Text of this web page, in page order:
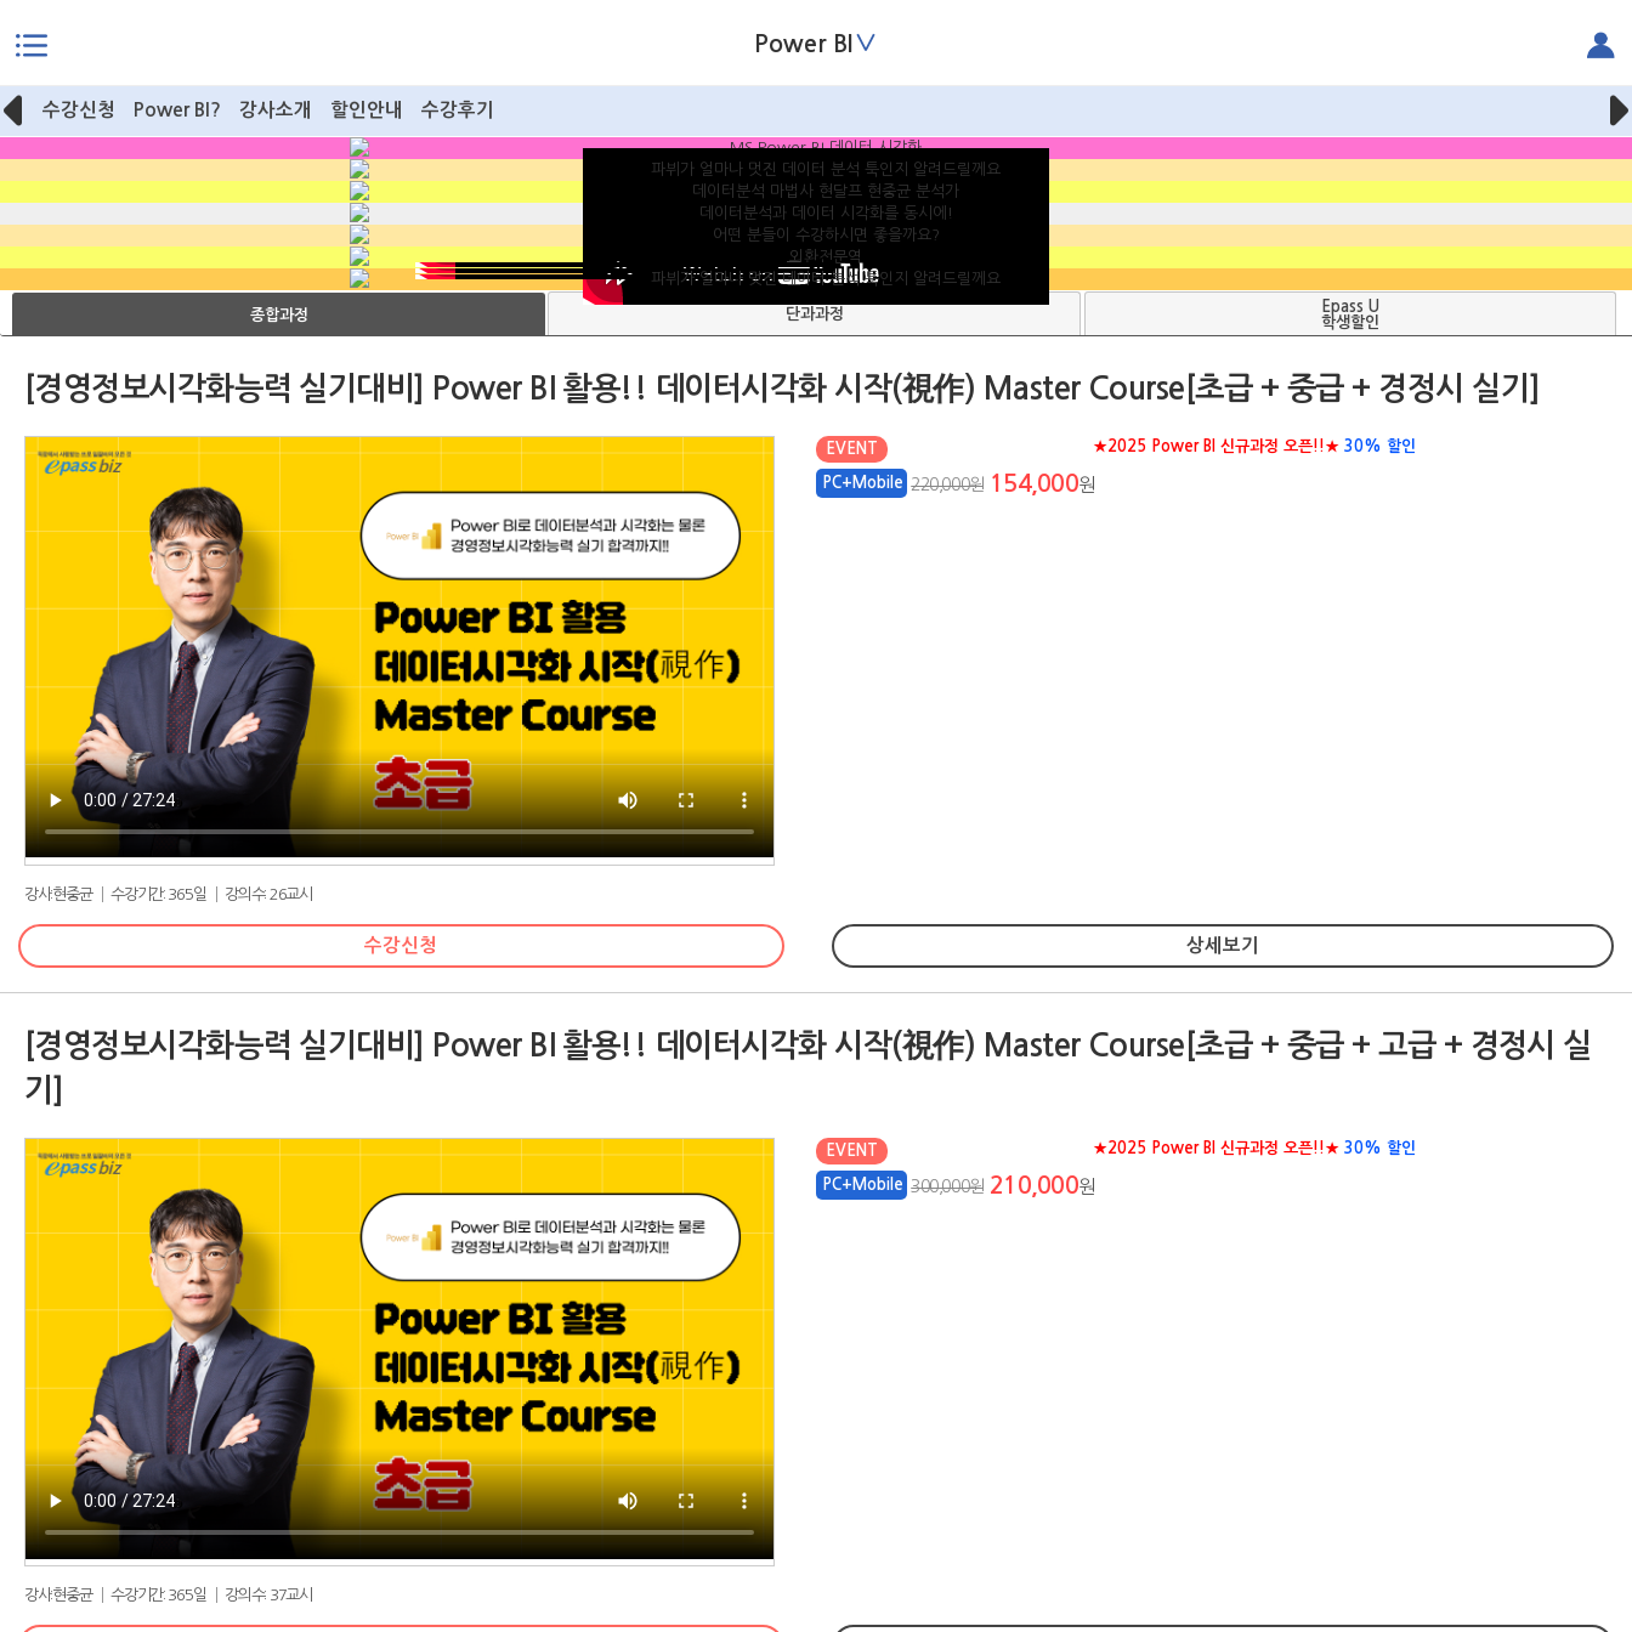
본문으로 바로가기
Power BI ∨
수강신청 Power BI? 강사소개 할인안내 수강후기
종합과정 단과과정
Epass U
학생할인
[경영정보시각화능력 실기대비] Power BI 활용!! 데이터시각화 시작(視作) Master Course[초급 + 중급 + 경정시 실기]
EVENT ★2025 Power BI 신규과정 오픈!!★ 30% 할인
PC+Mobile 220,000원 154,000원
강사:현중균 │ 수강기간: 365일 │ 강의수: 26교시
수강신청 상세보기
[경영정보시각화능력 실기대비] Power BI 활용!! 데이터시각화 시작(視作) Master Course[초급 + 중급 + 고급 + 경정시 실
기]
EVENT ★2025 Power BI 신규과정 오픈!!★ 30% 할인
PC+Mobile 300,000원 210,000원
강사:현중균 │ 수강기간: 365일 │ 강의수: 37교시